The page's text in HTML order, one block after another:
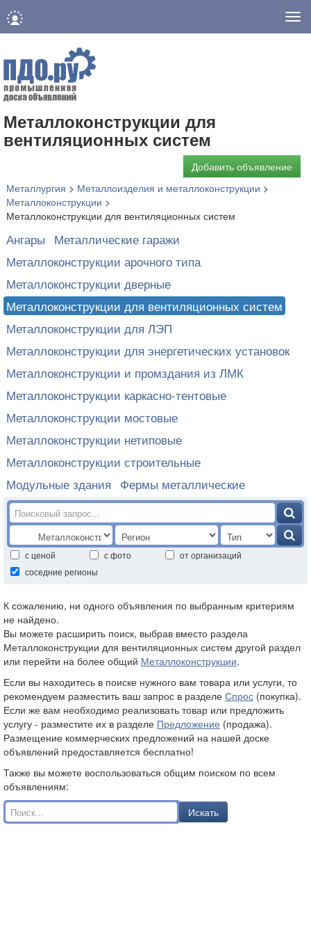
Металлоконструкции для
вентиляционных систем
Добавить объявление
Металлургия > Металлоизделия и металлоконструкции >
Металлоконструкции >
Металлоконструкции для вентиляционных систем
Ангары Металлические гаражи
Металлоконструкции арочного типа
Металлоконструкции дверные
Металлоконструкции для вентиляционных систем
Металлоконструкции для ЛЭП
Металлоконструкции для энергетических установок
Металлоконструкции и промздания из ЛМК
Металлоконструкции каркасно-тентовые
Металлоконструкции мостовые
Металлоконструкции нетиповые
Металлоконструкции строительные
Модульные здания Фермы металлические
с ценой с фото
от организаций
соседние регионы
К сожалению, ни одного объявления по выбранным критериям
не найдено.
Вы можете расширить поиск, выбрав вместо раздела
Металлоконструкции для вентиляционных систем другой раздел
или перейти на более общий Металлоконструкции.
Если вы находитесь в поиске нужного вам товара или услуги, то
рекомендуем разместить ваш запрос в разделе Спрос (покупка).
Если же вам необходимо реализовать товар или предложить
услугу - разместите их в разделе Предложение (продажа).
Размещение коммерческих предложений на нашей доске
объявлений предоставляется бесплатно!
Также вы можете воспользоваться общим поиском по всем
объявлениям:
Искать